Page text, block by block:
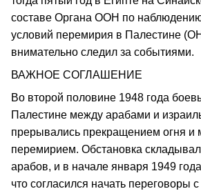
составе Органа ООН по
условий перемирия в Палестине
внимательно следил за событиями.
ВАЖНОЕ СОГЛАШЕНИЕ
Во второй половине 1948 года
Палестине между арабами и
прерывались прекращением огня и
перемирием. Обстановка
арабов, и в начале января 1949
что согласился начать переговоры